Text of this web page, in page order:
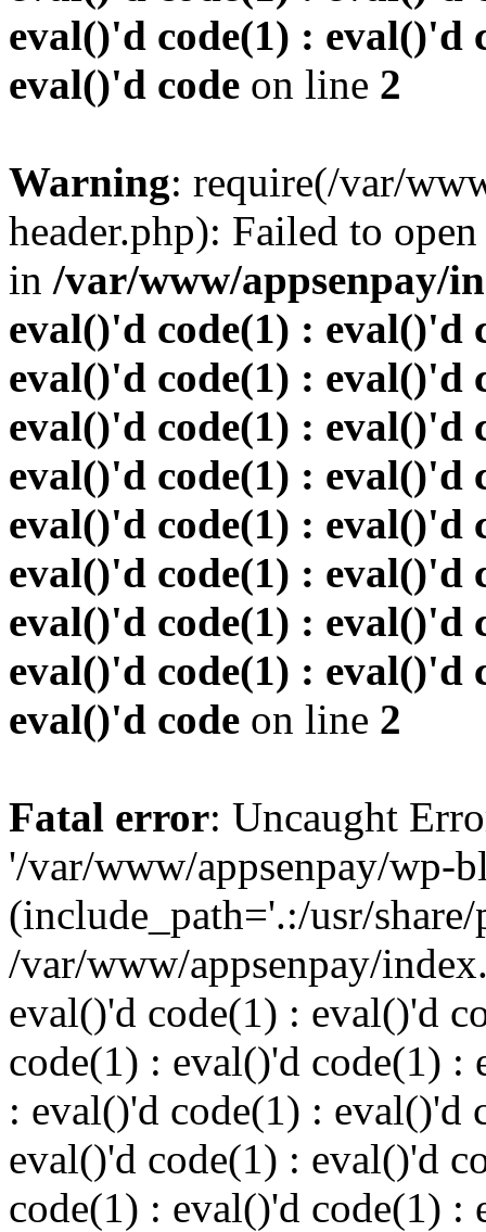
eval()'d code(1) : eval()'d
eval()'d code on line 2
Warning: require(/var/
header.php): Failed to
in /var/www/appsenpay/
eval()'d code(1) : eval()'d
eval()'d code(1) : eval()'d
eval()'d code(1) : eval()'d
eval()'d code(1) : eval()'d
eval()'d code(1) : eval()'d
eval()'d code(1) : eval()'d
eval()'d code(1) : eval()'d
eval()'d code(1) : eval()'d
eval()'d code on line 2
Fatal error: Uncaught
'/var/www/appsenpay/wp-
(include_path='.:/usr/
/var/www/appsenpay/
eval()'d code(1) : eval()'d
code(1) : eval()'d code(1) :
: eval()'d code(1) : eval()'d
eval()'d code(1) : eval()'d
code(1) : eval()'d code(1) :